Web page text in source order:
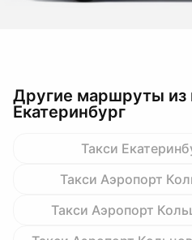
Другие маршруты из
Екатеринбург
Такси
Такси Аэропорт
Такси Аэропорт